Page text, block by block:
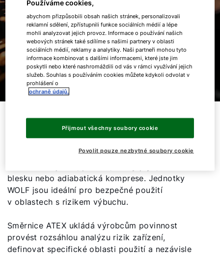
je rozsáhlá analýza rizik a nebezpečí.
Vzduchotechnické jednotky WOLF s certifikací
ATEX podle směrnice 2014/34/EU zaručují
statická elektřina, nepřípustné zahřátí povrchu,
blesku nebo adiabatická komprese. Jednotky
WOLF jsou ideální pro bezpečné použití
v oblastech s rizikem výbuchu.
Směrnice ATEX ukládá výrobcům povinnost
provést rozsáhlou analýzu rizik zařízení,
definovat specifické oblasti použití a nezávisle
Dobrý den!
Jak vám můžeme pomoct?
Servis
Používáme cookies,
abychom přizpůsobili obsah našich stránek, personalizovali
reklamní sdělení, zpřístupnili funkce sociálních médií a lépe
mohli analyzovat jejich provoz. Informace o používání našich
webových stránek také sdílíme s našimi partnery v oblasti
sociálních médií, reklamy a analytiky. Naši partneři mohou tyto
informace kombinovat s dalšími informacemi, které jste jim
poskytli nebo které nashromáždili od vás v rámci využívání jejich
služeb. Souhlas s používáním cookies můžete kdykoli odvolat v
prohlášení o
ochraně údajů.
Povolit pouze nezbytné soubory cookie
Přijmout všechny soubory cookie